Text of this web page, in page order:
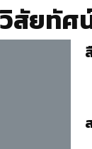
วิสัยทัศ